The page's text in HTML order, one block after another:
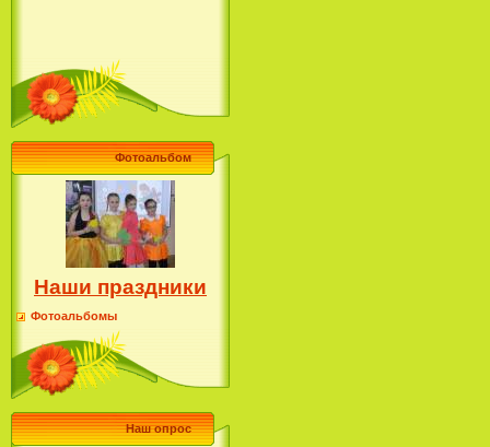
Фотоальбом
Наши праздники
Фотоальбомы
Наш опрос